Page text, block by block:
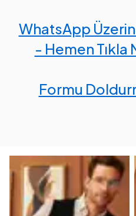
WhatsApp
- Hemen Tıkla
Formu